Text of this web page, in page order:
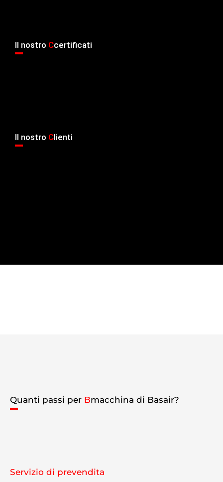
Il nostro Ccertificati
Il nostro Clienti
Quanti passi per Bmacchina di Basair?
Servizio di prevendita